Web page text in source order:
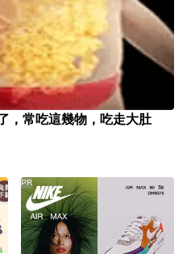
，常吃這幾物，吃走大肚
PR